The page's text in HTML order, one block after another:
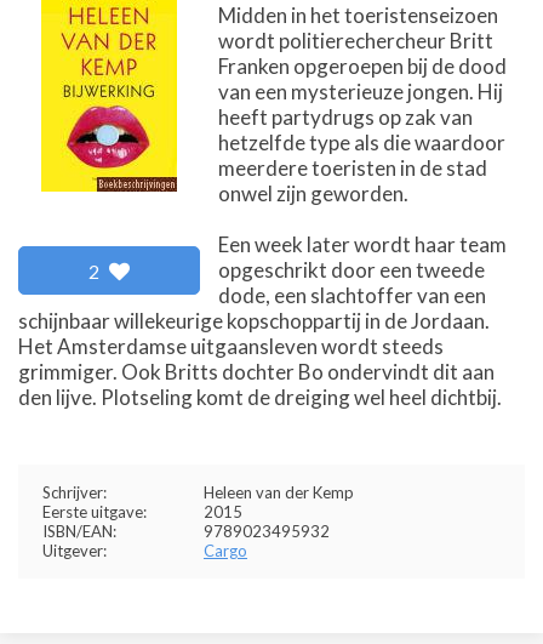
2
Midden in het toeristenseizoen
wordt politierechercheur Britt
Franken opgeroepen bij de dood
van een mysterieuze jongen. Hij
heeft partydrugs op zak van
hetzelfde type als die waardoor
meerdere toeristen in de stad
onwel zijn geworden.
Een week later wordt haar team
opgeschrikt door een tweede
dode, een slachtoffer van een
schijnbaar willekeurige kopschoppartij in de Jordaan.
Het Amsterdamse uitgaansleven wordt steeds
grimmiger. Ook Britts dochter Bo ondervindt dit aan
den lijve. Plotseling komt de dreiging wel heel dichtbij.
Schrijver:
Heleen van der Kemp
Eerste uitgave:
2015
ISBN/EAN:
9789023495932
Uitgever:
Cargo